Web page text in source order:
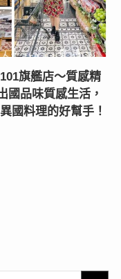
旗艦店〜質感精
國品味質感生活，
國料理的好幫手！